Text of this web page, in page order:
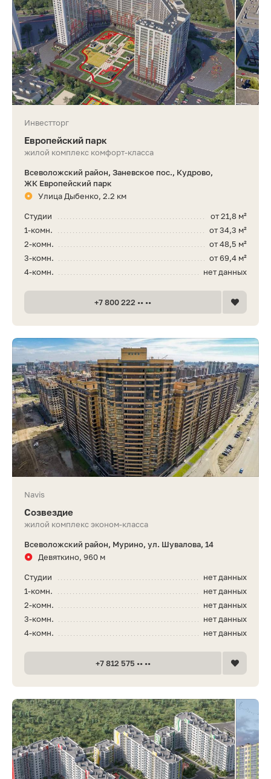
Инвестторг
Европейский парк
жилой комплекс комфорт-класса
Всеволожский район, Заневское пос., Кудрово,
ЖК Европейский парк
Улица Дыбенко, 2.2 км
от 21,8 м²
Студии
от 34,3 м²
1-комн.
от 48,5 м²
2-комн.
от 69,4 м²
3-комн.
нет данных
4-комн.
+7 800 222 •• ••
Navis
Созвездие
жилой комплекс эконом-класса
Всеволожский район, Мурино, ул. Шувалова, 14
Девяткино, 960 м
нет данных
Студии
нет данных
1-комн.
нет данных
2-комн.
нет данных
3-комн.
нет данных
4-комн.
+7 812 575 •• ••